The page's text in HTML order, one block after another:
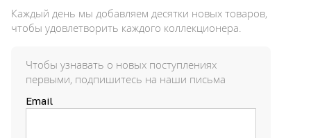
Каждый день мы добавляем десятки новых товаров,
чтобы удовлетворить каждого коллекционера.
Чтобы узнавать о новых поступлениях
первыми, подпишитесь на наши письма
Email